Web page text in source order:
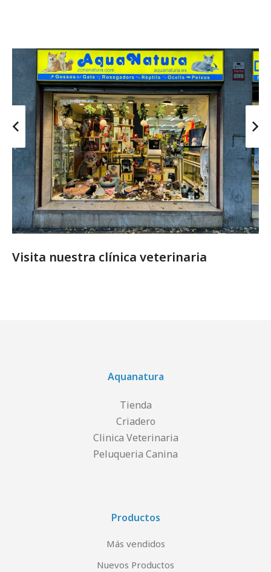
Visita nuestra clínica veterinaria
Aquanatura
Tienda
Criadero
Clinica Veterinaria
Peluqueria Canina
Productos
Más vendidos
Nuevos Productos